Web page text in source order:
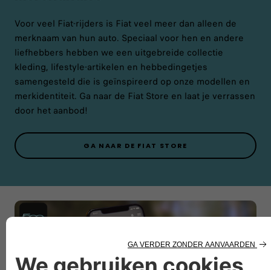
Voor veel Fiat-rijders is Fiat veel meer dan alleen de
merknaam van hun auto. Speciaal voor hen en andere
liefhebbers hebben we een uitgebreide collectie
kleding, lifestyle-artikelen en hebbedingetjes
samengesteld die is geïnspireerd op onze modellen en
merkidentiteit. Ga naar de Fiat Store en laat je verrassen
door het aanbod!
GA NAAR DE FIAT STORE